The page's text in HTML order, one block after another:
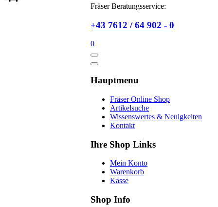
Fräser Beratungsservice:
+43 7612 / 64 902 - 0
0
Hauptmenu
Fräser Online Shop
Artikelsuche
Wissenswertes & Neuigkeiten
Kontakt
Ihre Shop Links
Mein Konto
Warenkorb
Kasse
Shop Info